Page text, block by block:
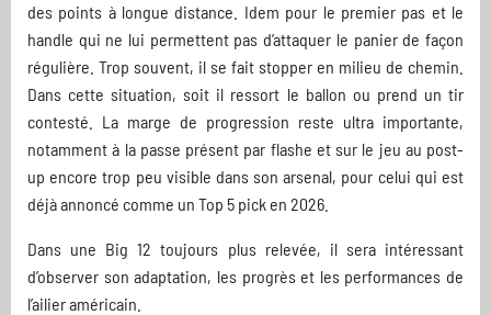
des points à longue distance. Idem pour le premier pas et le
handle qui ne lui permettent pas d’attaquer le panier de façon
régulière. Trop souvent, il se fait stopper en milieu de chemin.
Dans cette situation, soit il ressort le ballon ou prend un tir
contesté. La marge de progression reste ultra importante,
notamment à la passe présent par flashe et sur le jeu au post-
up encore trop peu visible dans son arsenal, pour celui qui est
déjà annoncé comme un Top 5 pick en 2026.
Dans une Big 12 toujours plus relevée, il sera intéressant
d’observer son adaptation, les progrès et les performances de
l’ailier américain.